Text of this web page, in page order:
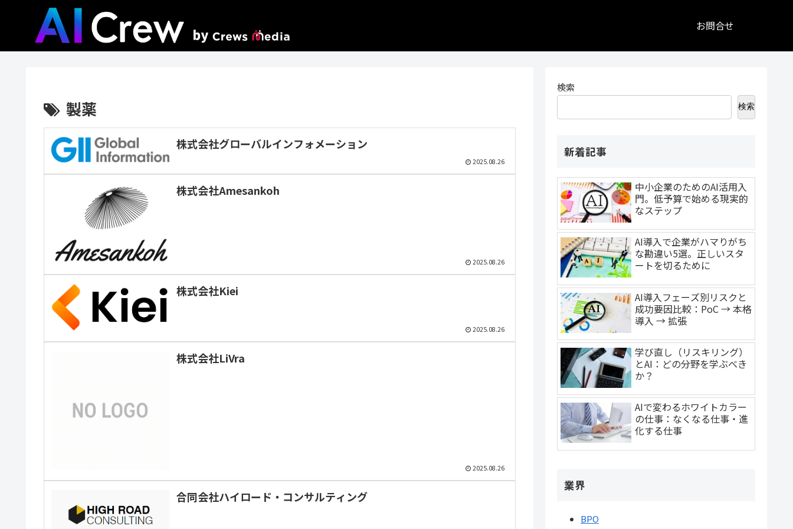
お問合せ
製薬
株式会社グローバルインフォメーション
2025.08.26
株式会社Amesankoh
2025.08.26
株式会社Kiei
2025.08.26
株式会社LiVra
2025.08.26
合同会社ハイロード・コンサルティング
検索
検索
新着記事
中小企業のためのAI活用入
門。低予算で始める現実的
なステップ
AI導入で企業がハマりがち
な勘違い5選。正しいスタ
ートを切るために
AI導入フェーズ別リスクと
成功要因比較：PoC → 本格
導入 → 拡張
学び直し（リスキリング）
とAI：どの分野を学ぶべき
か？
AIで変わるホワイトカラー
の仕事：なくなる仕事・進
化する仕事
業界
BPO